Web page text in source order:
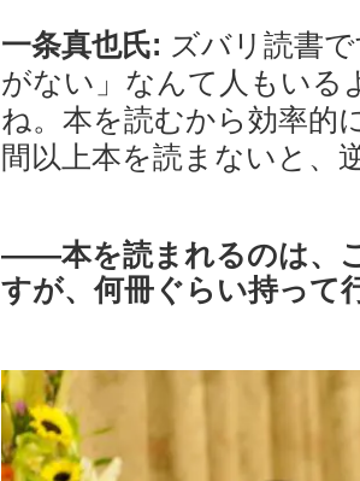
一条真也氏: ズバリ読書
がない」なんて人もいる
ね。本を読むから効率的
間以上本を読まないと、
――本を読まれるのは、
すが、何冊ぐらい持って